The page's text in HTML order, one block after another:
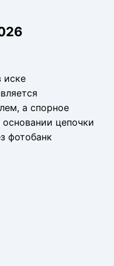
иске
а спорное
цепочки
фотобанк